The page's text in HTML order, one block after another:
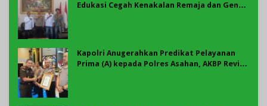
Edukasi Cegah Kenakalan Remaja dan Geng
Kapolri Anugerahkan Predikat Pelayanan
Prima (A) kepada Polres Asahan, AKBP Revi